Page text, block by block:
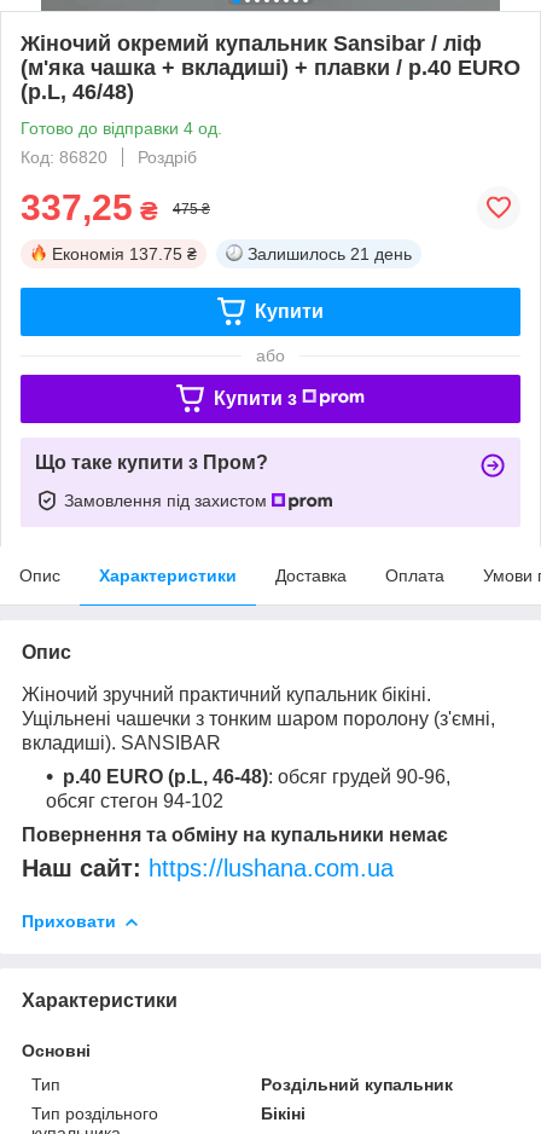
Жіночий окремий купальник Sansibar / ліф
(м'яка чашка + вкладиші) + плавки / р.40 EURO
(р.L, 46/48)
Готово до відправки 4 од.
Код: 86820
Роздріб
337,25 ₴ 475 ₴
Економія 137.75 ₴ Залишилось 21 день
Купити
або
Купити з
Що таке купити з Пром?
Замовлення під захистом
Опис Характеристики Доставка Оплата Умови
Опис
Жіночий зручний практичний купальник бікіні.
Ущільнені чашечки з тонким шаром поролону (з'ємні,
вкладиші). SANSIBAR
р.40 EURO (р.L, 46-48): обсяг грудей 90-96,
обсяг стегон 94-102
Повернення та обміну на купальники немає
Наш сайт: https://lushana.com.ua
Приховати
Характеристики
Основні
Тип
Роздільний купальник
Тип роздільного
Бікіні